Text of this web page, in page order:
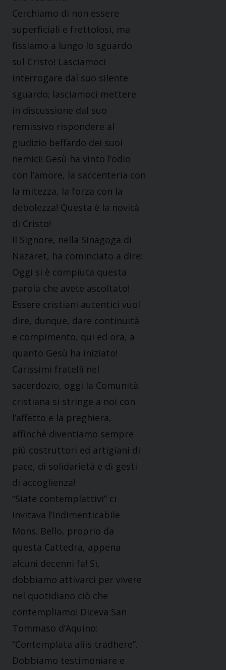
Cerchiamo di non essere
superficiali e frettolosi, ma
fissiamo a lungo lo sguardo
sul Cristo! Lasciamoci
interrogare dal suo silente
sguardo; lasciamoci mettere
in discussione dal suo
remissivo rispondere al
giudizio beffardo dei suoi
nemici! Gesù ha vinto l’odio
con l’amore, la saccenteria con
la mitezza, la forza con la
debolezza! Questa è la novità
di Cristo!
Il Signore, nella Sinagoga di
Nazaret, ha cominciato a dire:
Oggi si è compiuta questa
parola che avete ascoltato!
Essere cristiani autentici vuol
dire, dunque, dare continuità
e compimento, qui ed ora, a
quanto Gesù ha iniziato!
Carissimi fratelli nel
sacerdozio, oggi la Comunità
cristiana si stringe a noi con
l’affetto e la preghiera,
affinché diventiamo sempre
più costruttori ed artigiani di
pace, di solidarietà e di gesti
di accoglienza!
“Siate contemplattivi” ci
invitava l’indimenticabile
Mons. Bello, proprio da
questa Cattedra, appena
alcuni decenni fa! Sì,
dobbiamo attivarci per vivere
nel quotidiano ciò che
contempliamo! Diceva San
Tommaso d’Aquino:
“Contemplata aliis tradhere”.
Dobbiamo testimoniare e